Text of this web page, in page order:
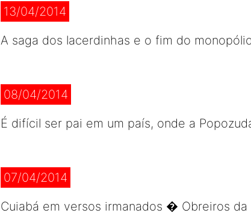
13/04/2014
A saga dos lacerdinhas e o fim do
08/04/2014
É difícil ser pai em um país, onde a
07/04/2014
Cuiabá em versos irmanados � Obreiros